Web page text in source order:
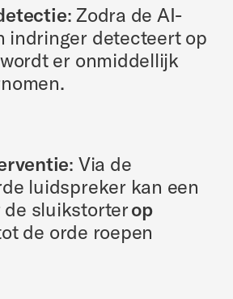
: Zodra de AI-
indringer detecteert op
er onmiddellijk
: Via de
luidspreker kan een
de sluikstorterop
de orde roepen